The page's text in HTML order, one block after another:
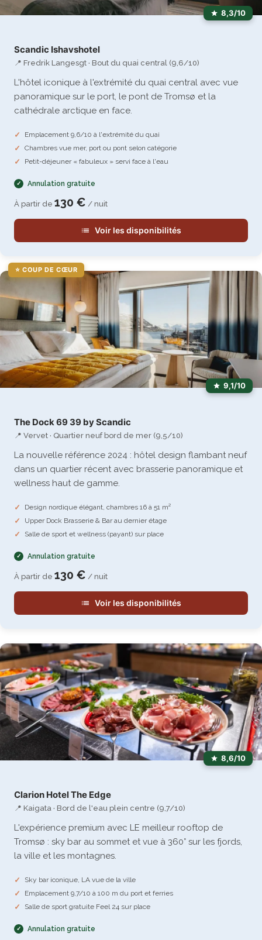
8,3/10
Scandic Ishavshotel
📍 Fredrik Langesgt · Bout du quai central (9,6/10)
L'hôtel iconique à l'extrémité du quai central avec vue
panoramique sur le port, le pont de Tromsø et la
cathédrale arctique en face.
Emplacement 9,6/10 à l'extrémité du quai
Chambres vue mer, port ou pont selon catégorie
Petit-déjeuner « fabuleux » servi face à l'eau
Annulation gratuite
À partir de 130 € / nuit
Voir les disponibilités
⭐ COUP DE CŒUR
9,1/10
The Dock 69 39 by Scandic
📍 Vervet · Quartier neuf bord de mer (9,5/10)
La nouvelle référence 2024 : hôtel design flambant neuf
dans un quartier récent avec brasserie panoramique et
wellness haut de gamme.
Design nordique élégant, chambres 16 à 51 m²
Upper Dock Brasserie & Bar au dernier étage
Salle de sport et wellness (payant) sur place
Annulation gratuite
À partir de 130 € / nuit
Voir les disponibilités
8,6/10
Clarion Hotel The Edge
📍 Kaigata · Bord de l'eau plein centre (9,7/10)
L'expérience premium avec LE meilleur rooftop de
Tromsø : sky bar au sommet et vue à 360° sur les fjords,
la ville et les montagnes.
Sky bar iconique, LA vue de la ville
Emplacement 9,7/10 à 100 m du port et ferries
Salle de sport gratuite Feel 24 sur place
Annulation gratuite